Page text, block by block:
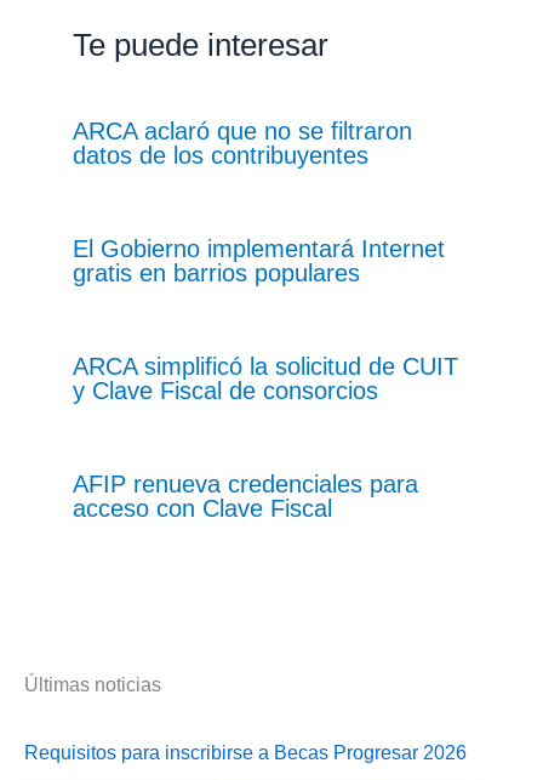
Te puede interesar
ARCA aclaró que no se filtraron
datos de los contribuyentes
El Gobierno implementará Internet
gratis en barrios populares
ARCA simplificó la solicitud de CUIT
y Clave Fiscal de consorcios
AFIP renueva credenciales para
acceso con Clave Fiscal
Últimas noticias
Requisitos para inscribirse a Becas Progresar 2026